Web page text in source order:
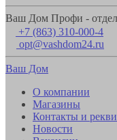
Ваш Дом Профи -
+7 (863) 310-000-4
opt@vashdom24.ru
Ваш Дом
О компании
Магазины
Контакты и
Новости